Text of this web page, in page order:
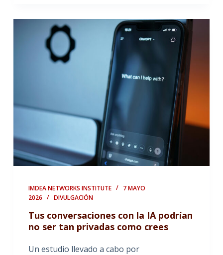
IMDEA NETWORKS INSTITUTE
7 MAYO
2026
DIVULGACIÓN
Tus conversaciones con la IA podrían
no ser tan privadas como crees
Un estudio llevado a cabo por